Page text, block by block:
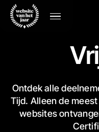
Ontdek alle
Tijd. Alleen de
websites